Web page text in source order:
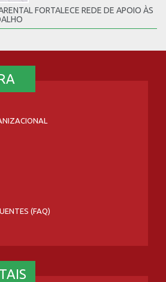
FORTALECE REDE DE APOIO ÀS
(FAQ)